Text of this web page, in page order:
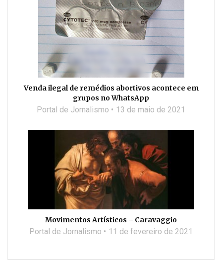
Venda ilegal de remédios abortivos acontece em
grupos no WhatsApp
Portal de Jornalismo 13 de maio de 2021
Movimentos Artísticos – Caravaggio
Portal de Jornalismo 11 de fevereiro de 2021